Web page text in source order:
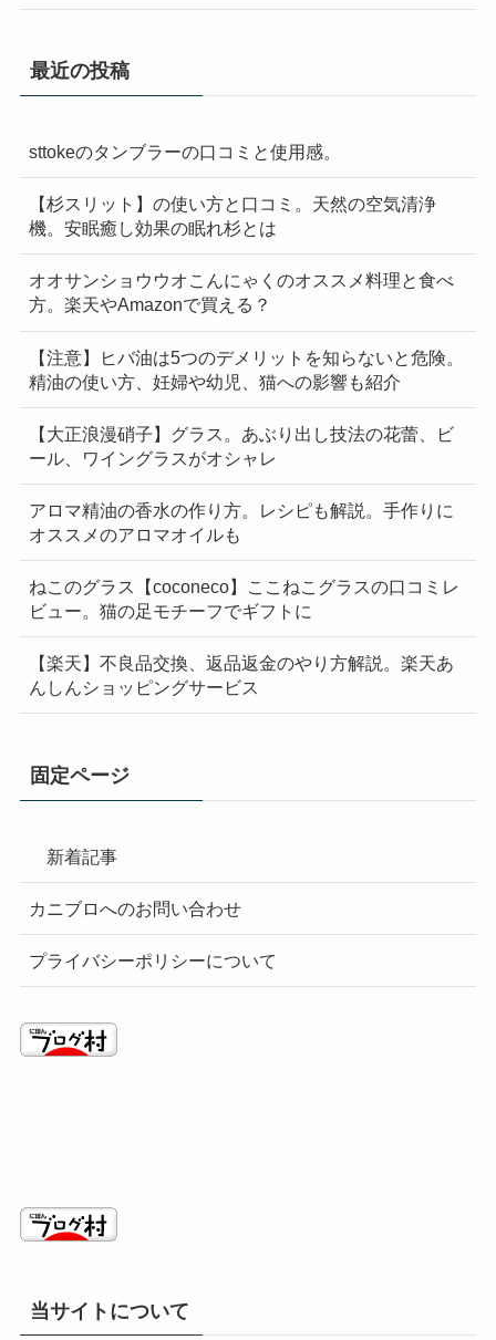
最近の投稿
sttokeのタンブラーの口コミと使用感。
【杉スリット】の使い方と口コミ。天然の空気清浄
機。安眠癒し効果の眠れ杉とは
オオサンショウウオこんにゃくのオススメ料理と食べ
方。楽天やAmazonで買える？
【注意】ヒバ油は5つのデメリットを知らないと危険。
精油の使い方、妊婦や幼児、猫への影響も紹介
【大正浪漫硝子】グラス。あぶり出し技法の花蕾、ビ
ール、ワイングラスがオシャレ
アロマ精油の香水の作り方。レシピも解説。手作りに
オススメのアロマオイルも
ねこのグラス【coconeco】ここねこグラスの口コミレ
ビュー。猫の足モチーフでギフトに
【楽天】不良品交換、返品返金のやり方解説。楽天あ
んしんショッピングサービス
固定ページ
新着記事
カニブロへのお問い合わせ
プライバシーポリシーについて
当サイトについて